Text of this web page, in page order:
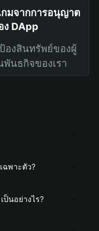
มจากการอนุญาต
ง DApp
องสินทรัพย์ของผู้
นธกิจของเรา
ฉพาะตัว?
นอย่างไร?